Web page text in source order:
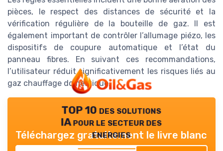
pièces, le respect des distances de sécurité et la
vérification régulière de la bouteille de gaz. Il est
également important de contrôler l’allumage piézo, les
dispositifs de coupure automatique et l’état du
panneau fibres. En suivant ces recommandations,
l’utilisateur réduit significativement les risques liés au
gaz chauffage domestique.
TOP 10 des solutions
IA pour le secteur des
energies
Téléchargez gratuitement le livre blanc